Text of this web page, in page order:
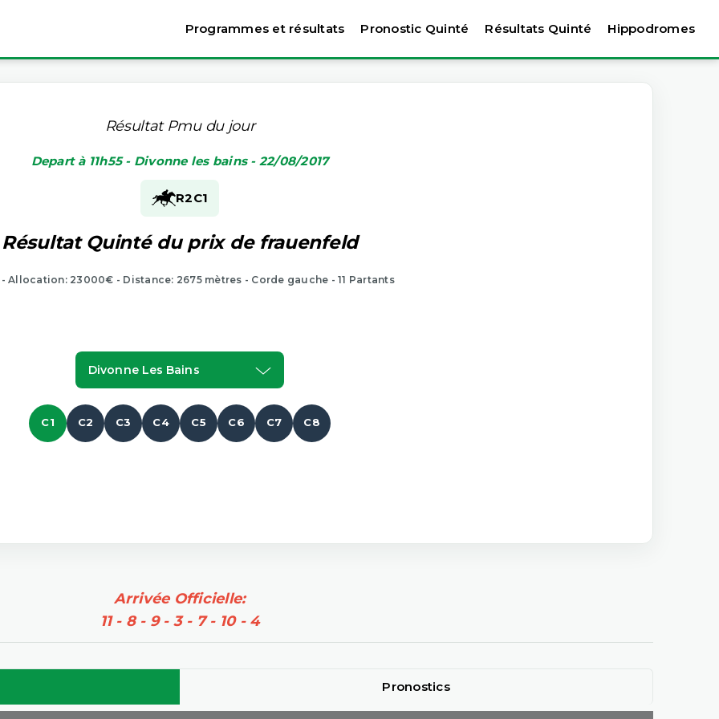
Programmes et résultats Pronostic Quinté Résultats Quinté Hippodromes
Résultat Pmu du jour
Depart à 11h55 - Divonne les bains - 22/08/2017
R2C1
Résultat Quinté du prix de frauenfeld
Allocation: 23000€ - Distance: 2675 mètres - Corde gauche - 11 Partants
Divonne Les Bains
C1 C2 C3 C4 C5 C6 C7 C8
Arrivée Officielle:
11 - 8 - 9 - 3 - 7 - 10 - 4
Pronostics